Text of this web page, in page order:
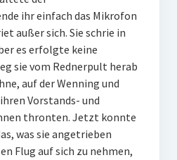
ihr einfach das Mikrofon
außer sich. Sie schrie in
es erfolgte keine
sie vom Rednerpult herab
auf der Wenning und
Vorstands- und
thronten. Jetzt konnte
was sie angetrieben
Flug auf sich zu nehmen,